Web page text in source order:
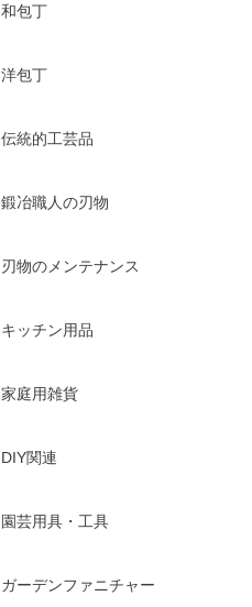
和包丁
洋包丁
伝統的工芸品
鍛冶職人の刃物
刃物のメンテナンス
キッチン用品
家庭用雑貨
DIY関連
園芸用具・工具
ガーデンファニチャー